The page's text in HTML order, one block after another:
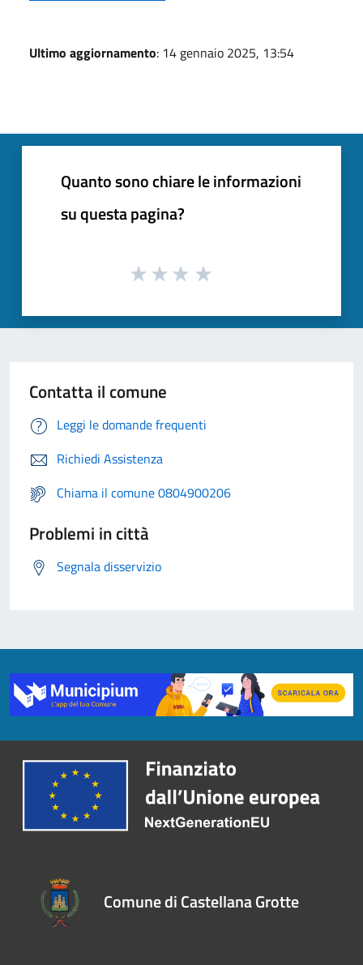
Ultimo aggiornamento: 14 gennaio 2025, 13:54
Quanto sono chiare le informazioni
su questa pagina?
Contatta il comune
Leggi le domande frequenti
Richiedi Assistenza
Chiama il comune 0804900206
Problemi in città
Segnala disservizio
Comune di Castellana Grotte